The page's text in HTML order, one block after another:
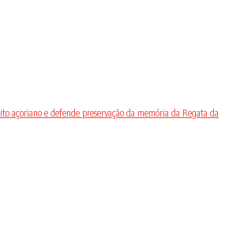
açoriano e defende preservação da memória da Regata da